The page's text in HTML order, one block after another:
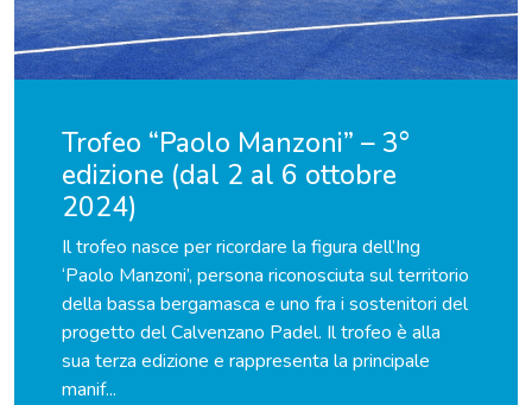
Trofeo “Paolo Manzoni” – 3°
edizione (dal 2 al 6 ottobre
2024)
Il trofeo nasce per ricordare la figura dell’Ing
‘Paolo Manzoni’, persona riconosciuta sul territorio
della bassa bergamasca e uno fra i sostenitori del
progetto del Calvenzano Padel. Il trofeo è alla
sua terza edizione e rappresenta la principale
manif...